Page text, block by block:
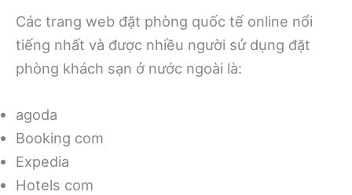
Các trang web đặt phòng quốc tế online nổi
tiếng nhất và được nhiều người sử dụng đặt
phòng khách sạn ở nước ngoài là:
agoda
Booking com
Expedia
Hotels com